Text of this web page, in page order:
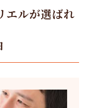
エルが選ばれ